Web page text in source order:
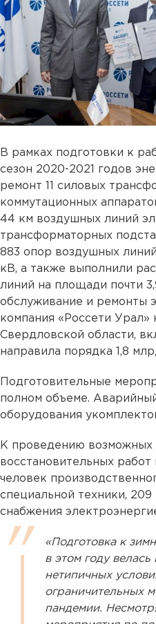
В рамках подготовки к
сезон 2020-2021 годов
ремонт 11 силовых
коммутационных
44 км воздушных линий
трансформаторных
883 опор воздушных
кВ, а также выполнили
линий на площади почти
обслуживание и ремонты
компания «Россети Урал»
Свердловской области,
направила порядка 1,8
Подготовительные
полном объеме.
оборудования
К проведению возможных
восстановительных работ
человек
специальной техники,
снабжения
«Подготовка к
в этом году
нетипичных
ограничительных
пандемии.